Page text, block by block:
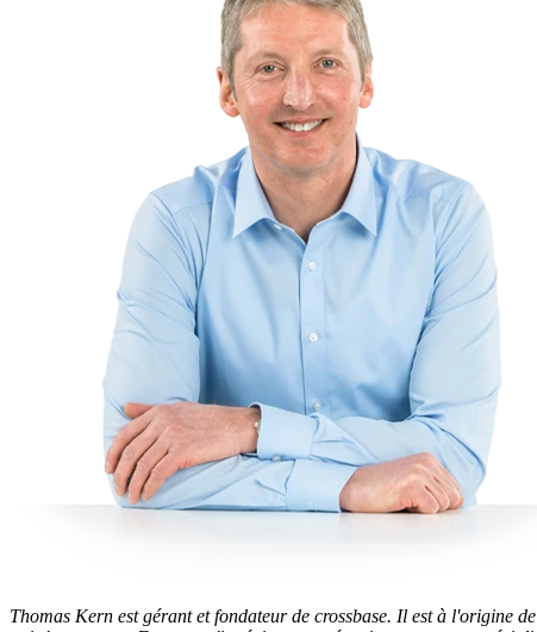
Thomas Kern est gérant et fondateur de crossbase. Il est à l'origine